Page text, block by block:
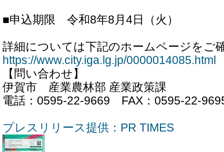
■申込期限 令和8年8月4日（火）
詳細については下記のホームページをご
https://www.city.iga.lg.jp/0000014085.html
【問い合わせ】
伊賀市 産業農林部 産業政策課
電話：0595-22-9669 FAX：0595-22-
プレスリリース提供：PR TIMES